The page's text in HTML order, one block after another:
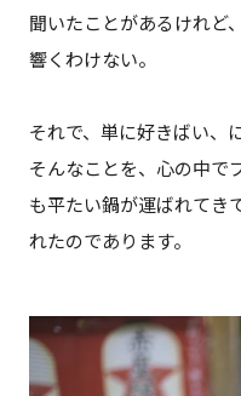
聞いたことがあるけれど
響くわけない。
それで、単に好きばい、
そんなことを、心の中で
も平たい鍋が運ばれてき
れたのであります。